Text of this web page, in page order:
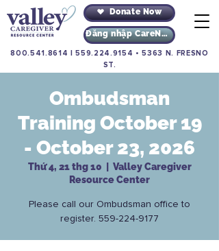
Donate Now
Đăng nhập CareNav
800.541.8614 |559.224.9154 •5363 N. FRESNO
ST.
Ombudsman
Training October 19
- October 23, 2026
Thứ 4, 21 thg 10
Valley Caregiver
Resource Center
Please call our Ombudsman office to
register. 559-224-9177